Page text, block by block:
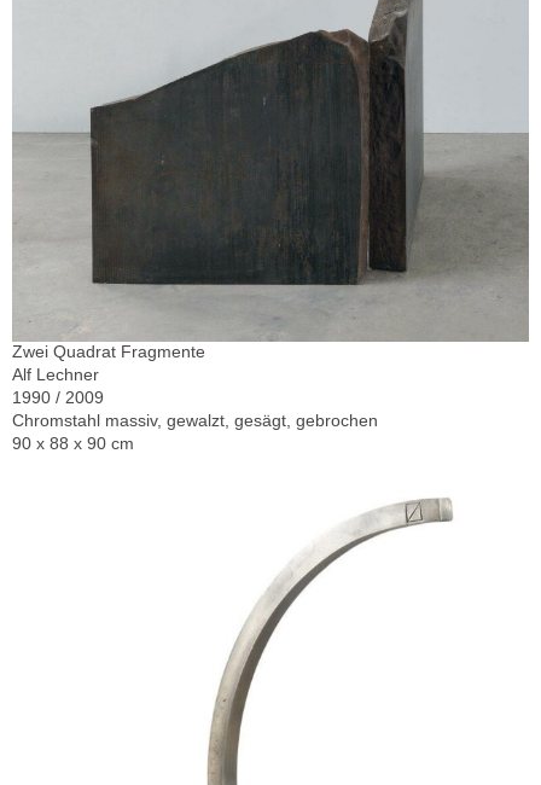
Zwei Quadrat Fragmente
Alf Lechner
1990 / 2009
Chromstahl massiv, gewalzt, gesägt, gebrochen
90 x 88 x 90 cm